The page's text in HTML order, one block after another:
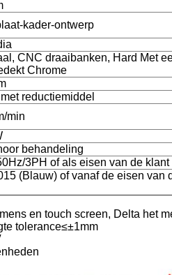
kader-ontwerp
CNC draaibanken, Hard Met
Chrome
reductiemiddel
min
behandeling
3PH of als eisen van de klant
(Blauw) of vanaf de eisen van
en touch screen, Delta het
tolerance≤±1mm